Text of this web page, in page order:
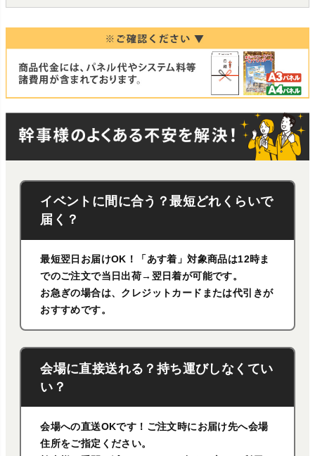
イベントに間に合う？最短どれくらいで
届く？
最短翌日お届けOK！「あす着」対象商品は12時ま
でのご注文で当日出荷→翌日着が可能です。
お急ぎの場合は、クレジットカードまたは代引きが
おすすめです。
会場に直接送れる？持ち運びしなくてい
い？
会場への直送OKです！ご注文時にお届け先へ会場
住所をご指定ください。